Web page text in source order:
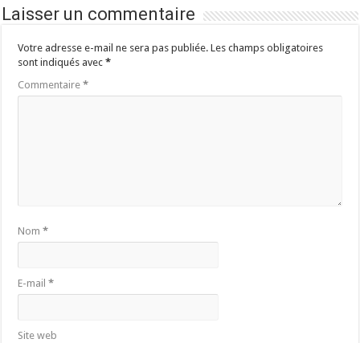
Laisser un commentaire
Votre adresse e-mail ne sera pas publiée. Les champs obligatoires
sont indiqués avec*
Commentaire*
Nom*
E-mail*
Site web